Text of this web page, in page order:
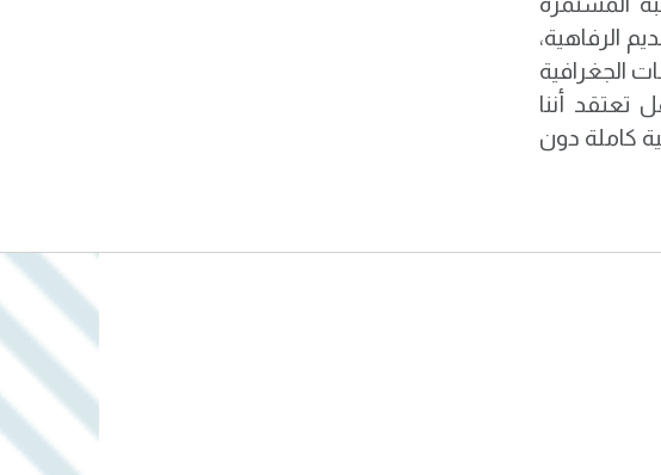
الرفاهية،
الجغرافية
تعتقد أننا
كاملة دون